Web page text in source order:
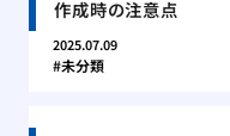
作成時の注意点
2025.07.09
未分類